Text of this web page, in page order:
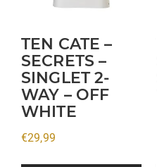
TEN CATE –
SECRETS –
SINGLET 2-
WAY – OFF
WHITE
€29,99
kan
gekozen
worden
op
de
productpagina